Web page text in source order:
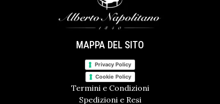
MAPPA DEL SITO
Privacy Policy
Cookie Policy
Termini e Condizioni
Spedizioni e Resi